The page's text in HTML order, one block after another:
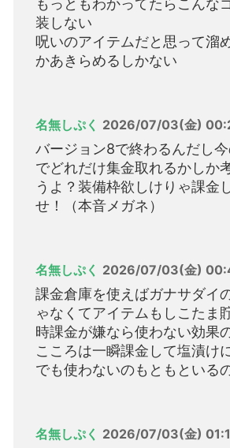
もっともわかってたらこんな
装しない
呪いのアイテムだと思って溜
かあきらめるしかない
名無しぷく 2026/07/03(金)
バージョン8で終わるんだし
でどれだけ集金取れるかしか
うよ？装備枠欲しけりゃ課金
せ！（本音メガネ）
名無しぷく 2026/07/03(金)
課金倉庫を使えばガナサダイ
ゃなくてアイテムもしこたま
時課金が嫌なら使わない効果
こころは一瞬課金して塩漬け
でも使わないのもともといる
名無しぷく 2026/07/03(金)